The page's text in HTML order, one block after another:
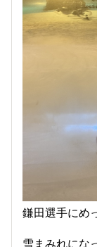
鎌田選手にめ
雪まみれにな